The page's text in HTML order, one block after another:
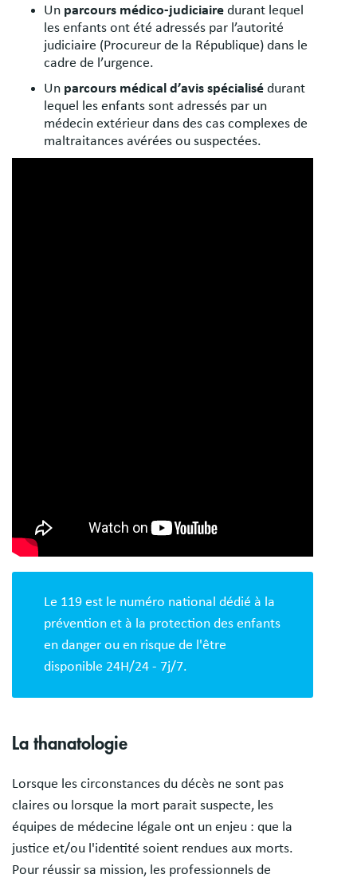
Un parcours médico-judiciaire durant lequel
les enfants ont été adressés par l’autorité
judiciaire (Procureur de la République) dans le
cadre de l’urgence.
Un parcours médical d’avis spécialisé durant
lequel les enfants sont adressés par un
médecin extérieur dans des cas complexes de
maltraitances avérées ou suspectées.
Le 119 est le numéro national dédié à la
prévention et à la protection des enfants
en danger ou en risque de l'être
disponible 24H/24 - 7j/7.
La thanatologie
Lorsque les circonstances du décès ne sont pas
claires ou lorsque la mort parait suspecte, les
équipes de médecine légale ont un enjeu : que la
justice et/ou l'identité soient rendues aux morts.
Pour réussir sa mission, les professionnels de